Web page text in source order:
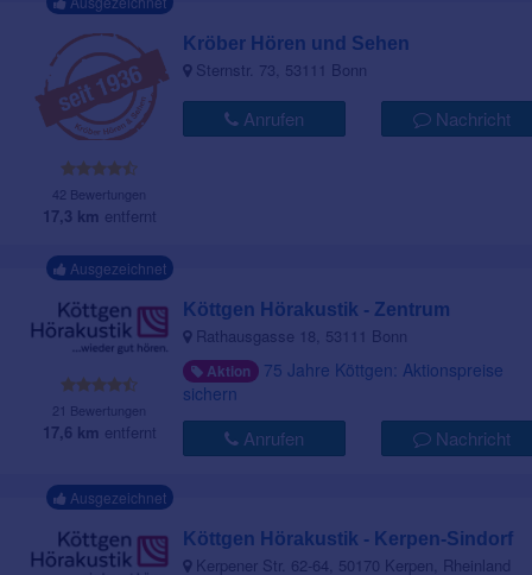
42 Bewertungen
17,3 km entfernt
Kröber Hören und Sehen
Sternstr. 73, 53111 Bonn
Anrufen Nachricht
Ausgezeichnet
21 Bewertungen
17,6 km entfernt
Köttgen Hörakustik - Zentrum
Rathausgasse 18, 53111 Bonn
Aktion 75 Jahre Köttgen: Aktionspreise
sichern
Anrufen Nachricht
Ausgezeichnet
Köttgen Hörakustik - Kerpen-Sindorf
Kerpener Str. 62-64, 50170 Kerpen, Rheinland